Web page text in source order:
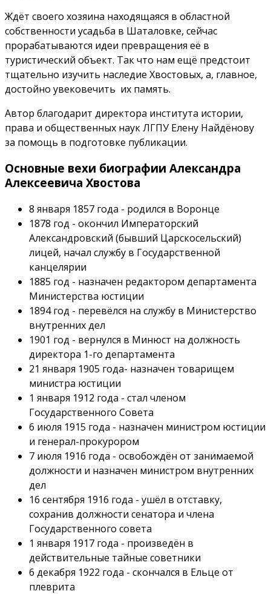
Ждёт своего хозяина находящаяся в областной
собственности усадьба в Шаталовке, сейчас
прорабатываются идеи превращения её в
туристический объект. Так что нам ещё предстоит
тщательно изучить наследие Хвостовых, а, главное,
достойно увековечить их память.
Автор благодарит директора института истории,
права и общественных наук ЛГПУ Елену Найдёнову
за помощь в подготовке публикации.
Основные вехи биографии Александра
Алексеевича Хвостова
8 января 1857 года - родился в Воронце
1878 год - окончил Императорский
Александровский (бывший Царскосельский)
лицей, начал службу в Государственной
канцелярии
1885 год - назначен редактором департамента
Министерства юстиции
1894 год - перевёлся на службу в Министерство
внутренних дел
1901 год - вернулся в Минюст на должность
директора 1-го департамента
21 января 1905 года- назначен товарищем
министра юстиции
1 января 1912 года - стал членом
Государственного Совета
6 июля 1915 года - назначен министром юстиции
и генерал-прокурором
7 июля 1916 года - освобождён от занимаемой
должности и назначен министром внутренних
дел
16 сентября 1916 года - ушёл в отставку,
сохранив должности сенатора и члена
Государственного совета
1 января 1917 года - произведён в
действительные тайные советники
6 декабря 1922 года - скончался в Ельце от
плеврита